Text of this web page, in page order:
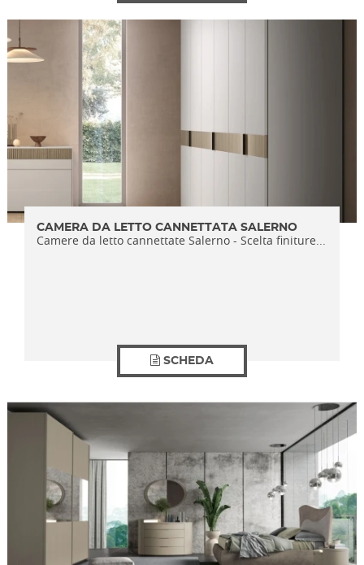
CAMERA DA LETTO CANNETTATA SALERNO
Camere da letto cannettate Salerno - Scelta finiture...
SCHEDA